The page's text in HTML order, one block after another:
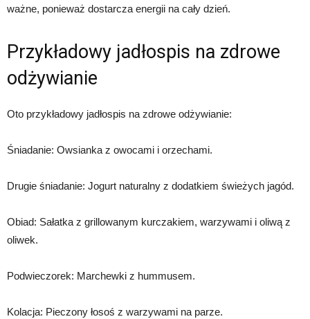
ważne, ponieważ dostarcza energii na cały dzień.
Przykładowy jadłospis na zdrowe
odżywianie
Oto przykładowy jadłospis na zdrowe odżywianie:
Śniadanie: Owsianka z owocami i orzechami.
Drugie śniadanie: Jogurt naturalny z dodatkiem świeżych jagód.
Obiad: Sałatka z grillowanym kurczakiem, warzywami i oliwą z
oliwek.
Podwieczorek: Marchewki z hummusem.
Kolacja: Pieczony łosoś z warzywami na parze.